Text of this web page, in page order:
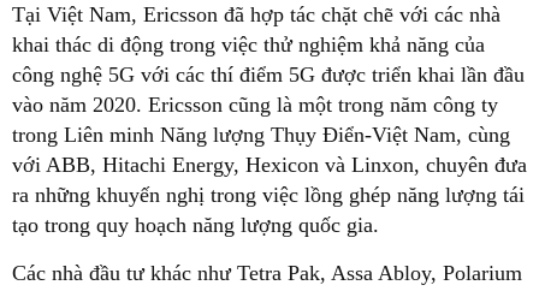
Tại Việt Nam, Ericsson đã hợp tác chặt chẽ với các nhà
khai thác di động trong việc thử nghiệm khả năng của
công nghệ 5G với các thí điểm 5G được triển khai lần đầu
vào năm 2020. Ericsson cũng là một trong năm công ty
trong Liên minh Năng lượng Thụy Điển-Việt Nam, cùng
với ABB, Hitachi Energy, Hexicon và Linxon, chuyên đưa
ra những khuyến nghị trong việc lồng ghép năng lượng tái
tạo trong quy hoạch năng lượng quốc gia.
Các nhà đầu tư khác như Tetra Pak, Assa Abloy, Polarium